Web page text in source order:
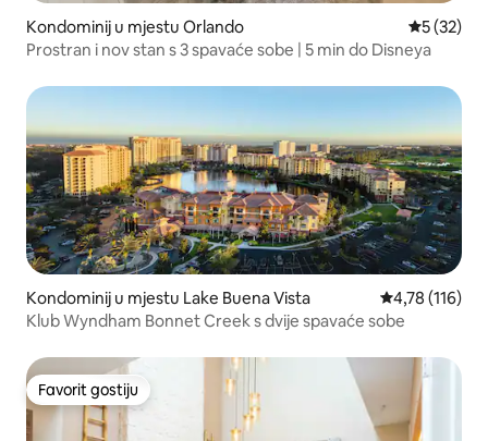
Kondominij u mjestu Orlando Prosječna
5 (32)
Prostran i nov stan s 3 spavaće sobe | 5 min do Disneya
Kondominij u mjestu Lake Buena Vista Prosječna
4,78 (116)
Klub Wyndham Bonnet Creek s dvije spavaće sobe
Favorit gostiju
Favorit gostiju